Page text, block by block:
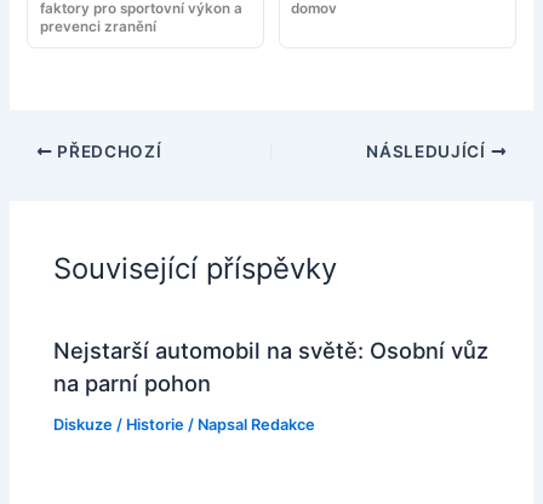
faktory pro sportovní výkon a
prevenci zranění
domov
PŘEDCHOZÍ NÁSLEDUJÍCÍ
Související příspěvky
Nejstarší automobil na světě: Osobní vůz
na parní pohon
Diskuze / Historie / Napsal Redakce